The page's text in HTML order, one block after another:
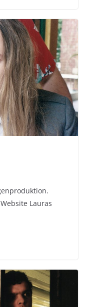
Lauras